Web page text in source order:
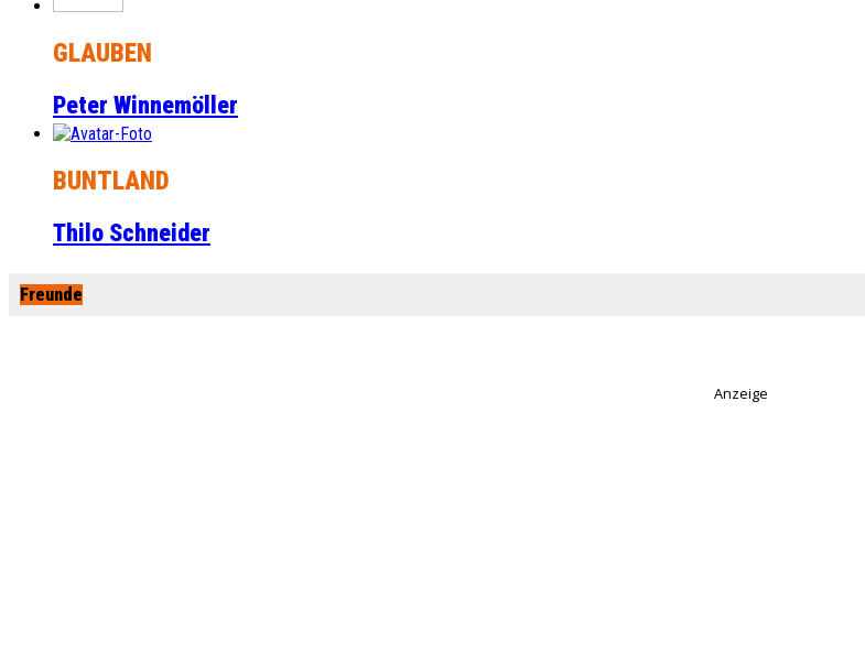
GLAUBEN
Peter Winnemöller
BUNTLAND
Thilo Schneider
Freunde
Anzeige